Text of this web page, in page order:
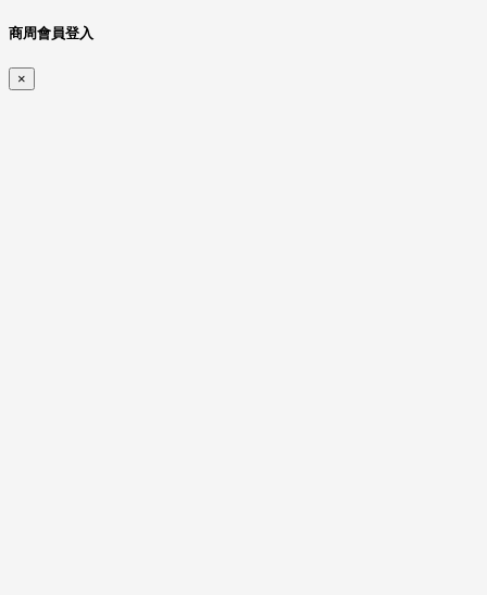
商周會員登入
×